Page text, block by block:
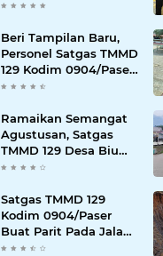
Penghargaan
Beri Tampilan Baru,
Personel Satgas TMMD
129 Kodim 0904/Paser
Cat Atap Rumah
Ramaikan Semangat
Agustusan, Satgas
TMMD 129 Desa Biu
Hiasi Jalanan Desa
Satgas TMMD 129
Kodim 0904/Paser
Buat Parit Pada Jalan
Baru